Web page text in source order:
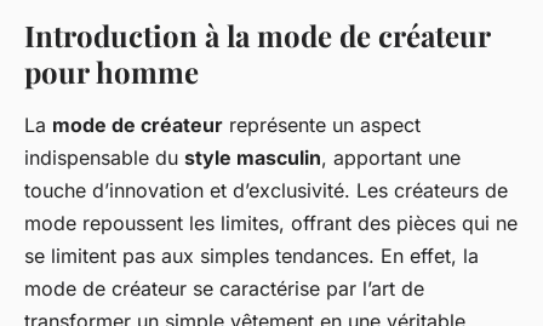
Introduction à la mode de créateur
pour homme
La mode de créateur représente un aspect
indispensable du style masculin, apportant une
touche d’innovation et d’exclusivité. Les créateurs de
mode repoussent les limites, offrant des pièces qui ne
se limitent pas aux simples tendances. En effet, la
mode de créateur se caractérise par l’art de